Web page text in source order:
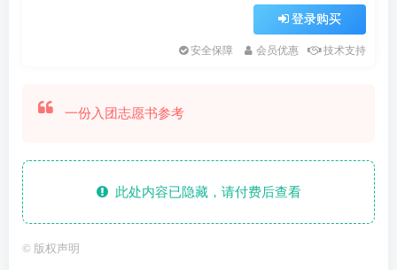
登录购买
安全保障 会员优惠 技术支持
一份入团志愿书参考
此处内容已隐藏，请付费后查看
© 版权声明